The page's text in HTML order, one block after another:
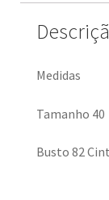
Medidas
Tamanho 40
Busto 82